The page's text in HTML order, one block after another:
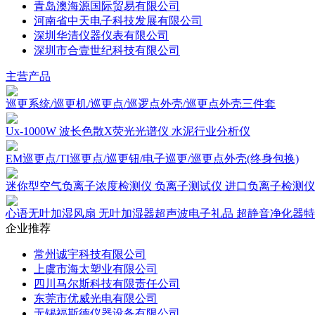
青岛澳海源国际贸易有限公司
河南省中天电子科技发展有限公司
深圳华清仪器仪表有限公司
深圳市合壹世纪科技有限公司
主营产品
巡更系统/巡更机/巡更点/巡逻点外壳/巡更点外壳三件套
Ux-1000W 波长色散X荧光光谱仪 水泥行业分析仪
EM巡更点/TI巡更点/巡更钮/电子巡更/巡更点外壳(终身包换)
迷你型空气负离子浓度检测仪 负离子测试仪 进口负离子检测仪
心语无叶加湿风扇 无叶加湿器超声波电子礼品 超静音净化器
企业推荐
常州诚宇科技有限公司
上虞市海太塑业有限公司
四川马尔斯科技有限责任公司
东莞市优威光电有限公司